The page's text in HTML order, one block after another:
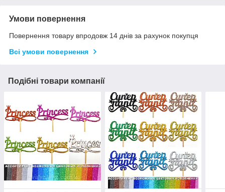
Умови повернення
Повернення товару впродовж 14 днів за рахунок покупця
Всі умови повернення
Подібні товари компанії